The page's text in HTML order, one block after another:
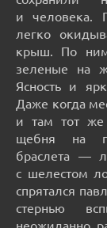
и человека.
легко
крыш. По
зеленые на
Ясность и
Даже когда
и там тот
щебня на
браслета —
с шелестом
спрятался
стернью